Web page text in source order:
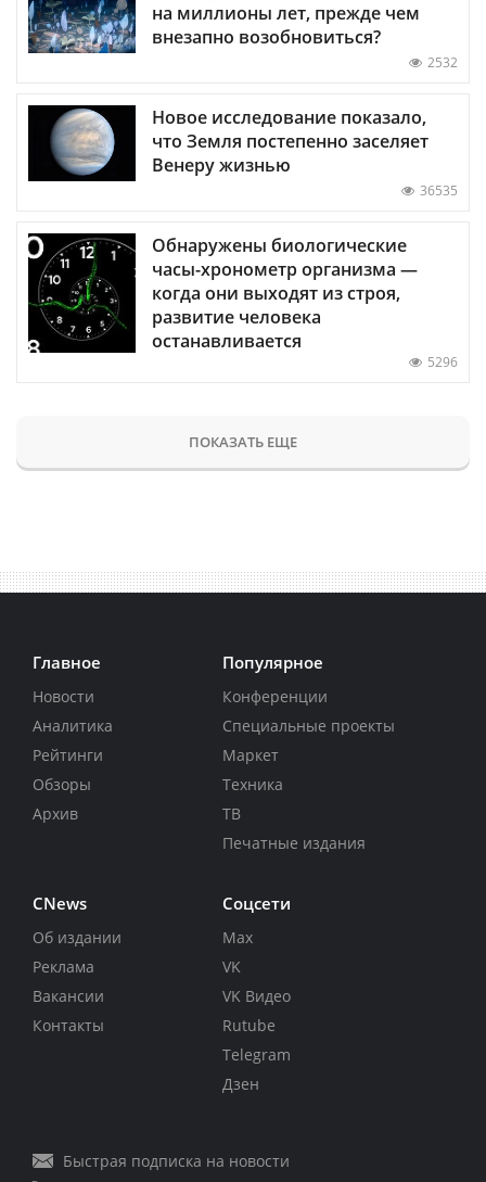
на миллионы лет, прежде чем
внезапно возобновиться?
2532
Новое исследование показало,
что Земля постепенно заселяет
Венеру жизнью
36535
Обнаружены биологические
часы-хронометр организма —
когда они выходят из строя,
развитие человека
останавливается
5296
ПОКАЗАТЬ ЕЩЕ
Главное
Новости
Аналитика
Рейтинги
Обзоры
Архив
Популярное
Конференции
Специальные проекты
Маркет
Техника
ТВ
Печатные издания
CNews
Об издании
Реклама
Вакансии
Контакты
Соцсети
Max
VK
VK Видео
Rutube
Telegram
Дзен
Быстрая подписка на новости